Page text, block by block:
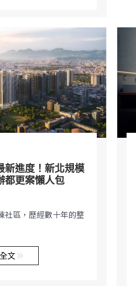
新進度！新北規模
都更案懶人包
社區，歷經數十年的整
文